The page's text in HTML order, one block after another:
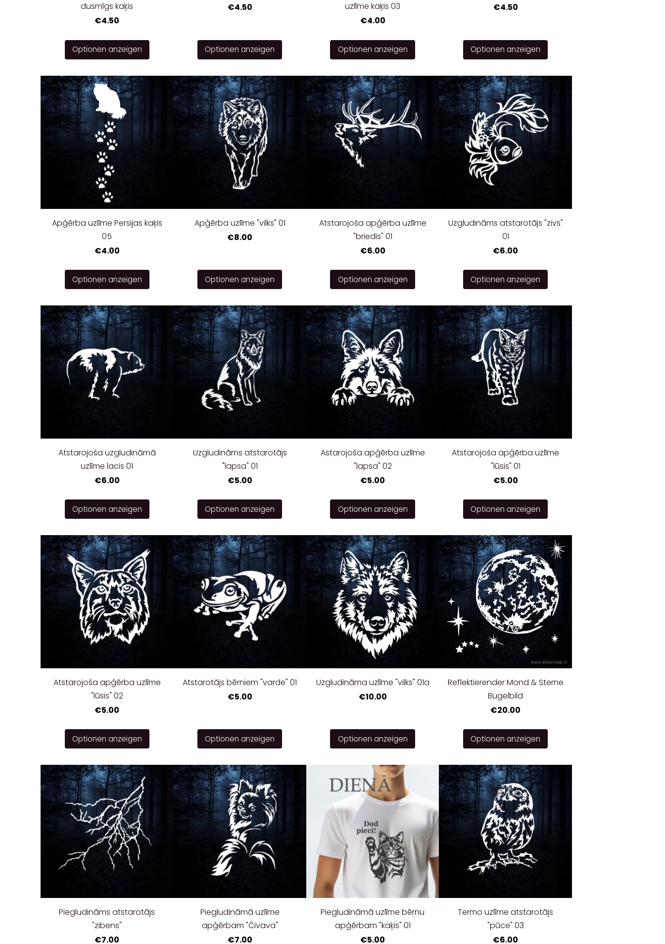
dusmīgs kaķis
€4.50
Optionen anzeigen
€4.50
Optionen anzeigen
uzlīme kaķis 03
€4.00
Optionen anzeigen
€4.50
Optionen anzeigen
Apģērba uzlīme Persijas kaķis
05
€4.00
Optionen anzeigen
Apģērba uzlīme "vilks" 01
€8.00
Optionen anzeigen
Atstarojoša apģērba uzlīme
"briedis" 01
€6.00
Optionen anzeigen
Uzgludināms atstarotājs "zivs"
01
€6.00
Optionen anzeigen
Atstarojoša uzgludināmā
uzlīme lacis 01
€6.00
Optionen anzeigen
Uzgludināms atstarotājs
"lapsa" 01
€5.00
Optionen anzeigen
Astarojoša apģērba uzlīme
"lapsa" 02
€5.00
Optionen anzeigen
Atstarojoša apģērba uzlīme
"lūsis" 01
€5.00
Optionen anzeigen
Atstarojoša apģērba uzlīme
"lūsis" 02
€5.00
Optionen anzeigen
Atstarotājs bērniem "varde" 01
€5.00
Optionen anzeigen
Uzgludināma uzlīme "vilks" 01a
€10.00
Optionen anzeigen
Reflektierender Mond & Sterne
Bügelbild
€20.00
Optionen anzeigen
Piegludināms atstarotājs
"zibens"
€7.00
Piegludināmā uzlīme
apģērbam "Čivava"
€7.00
Piegludināmā uzlīme bērnu
apģērbam "kaķis" 01
€5.00
Termo uzlīme atstarotājs
"pūce" 03
€6.00